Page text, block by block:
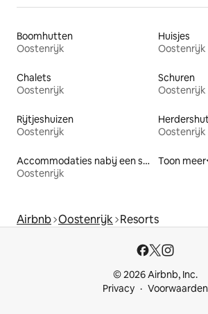
Boomhutten
Oostenrijk
Huisjes
Oostenrijk
Chalets
Oostenrijk
Schuren
Oostenrijk
Rijtjeshuizen
Oostenrijk
Oostenrijk
Accommodaties nabij een strand
Oostenrijk
Toon meer
Airbnb Oostenrijk Resorts
© 2026 Airbnb, Inc.
Privacy
Voorwaarden